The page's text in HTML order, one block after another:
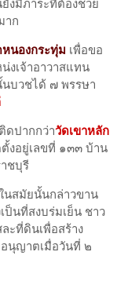
งมีภาระที่ต้องช่วย
าก
นองกระทุ่ม เพื่อขอ
เจ้าอาวาสแทน
บวชได้ ๗ พรรษา
ดปากกว่าวัดเขาหลัก
งอยู่เลขที่ ๑๓๓ บ้าน
ชบุรี
สมัยนั้นกล่าวขาน
ป็นที่สงบร่มเย็น ชาว
ะที่ดินเพื่อสร้าง
นุญาตเมื่อวันที่ ๒